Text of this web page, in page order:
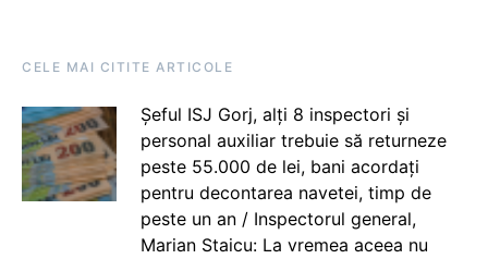
CELE MAI CITITE ARTICOLE
Șeful ISJ Gorj, alți 8 inspectori și
personal auxiliar trebuie să returneze
peste 55.000 de lei, bani acordați
pentru decontarea navetei, timp de
peste un an / Inspectorul general,
Marian Staicu: La vremea aceea nu